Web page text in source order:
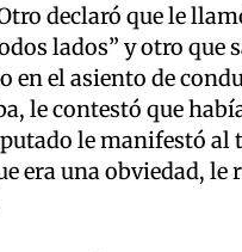
declaró que le
lados” y otro que
en el asiento de
le contestó que
le manifestó al
era una obviedad, le